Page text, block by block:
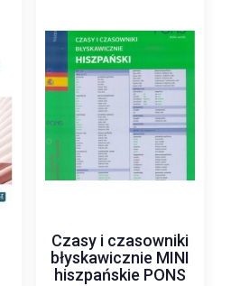
Czasy i czasowniki
błyskawicznie MINI
hiszpańskie PONS